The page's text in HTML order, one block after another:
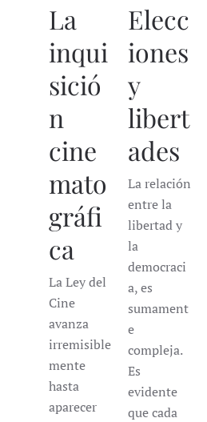
La
inqui
sició
n
cine
mato
gráfi
ca
La Ley del
Cine
avanza
irremisible
mente
hasta
aparecer
Elecc
iones
y
libert
ades
La relación
entre la
libertad y
la
democraci
a, es
sumament
e
compleja.
Es
evidente
que cada